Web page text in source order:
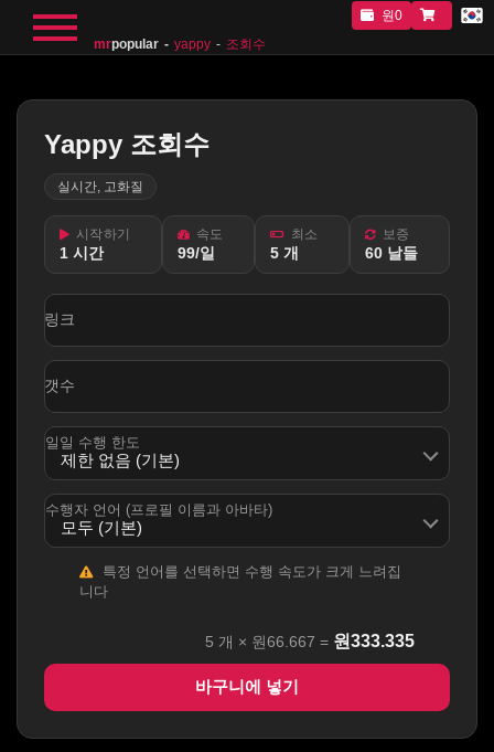
mrpopular yappy 조회수
원0
Yappy 조회수
실시간, 고화질
시작하기
1 시간
속도
99/일
최소
5 개
보증
60 날들
링크
갯수
일일 수행 한도
수행자 언어 (프로필 이름과 아바타)
특정 언어를 선택하면 수행 속도가 크게 느려집
니다
5 개 × 원66.667 = 원333.335
바구니에 넣기